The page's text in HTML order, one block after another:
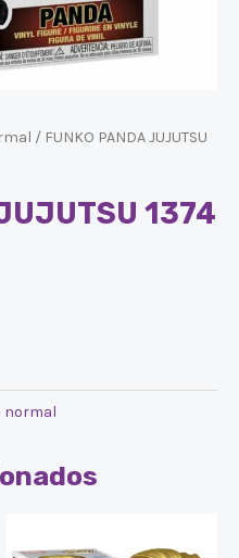
/ FUNKO PANDA JUJUTSU
1374
normal